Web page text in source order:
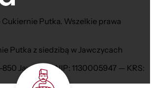
Putka. Wszelkie prawa
Putka z siedzibą w Jawczycach
Jawczyce NIP: 1130005947 — KRS: